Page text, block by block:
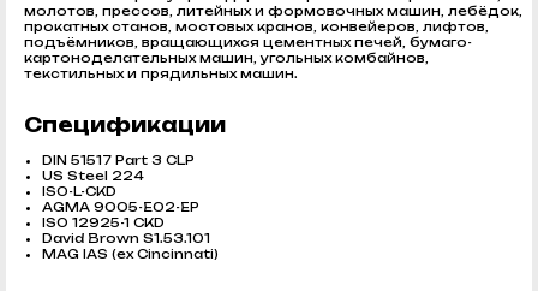
молотов, прессов, литейных и формовочных машин, лебёдок,
прокатных станов, мостовых кранов, конвейеров, лифтов,
подъёмников, вращающихся цементных печей, бумаго-
картоноделательных машин, угольных комбайнов,
текстильных и прядильных машин.
Спецификации
DIN 51517 Part 3 CLP
US Steel 224
ISO-L-CKD
AGMA 9005-E02-EP
ISO 12925-1 CKD
David Brown S1.53.101
MAG IAS (ex Cincinnati)